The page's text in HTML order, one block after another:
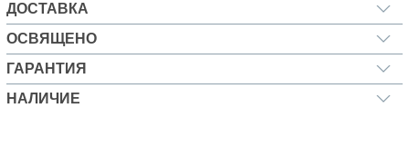
ДОСТАВКА
ОСВЯЩЕНО
ГАРАНТИЯ
НАЛИЧИЕ